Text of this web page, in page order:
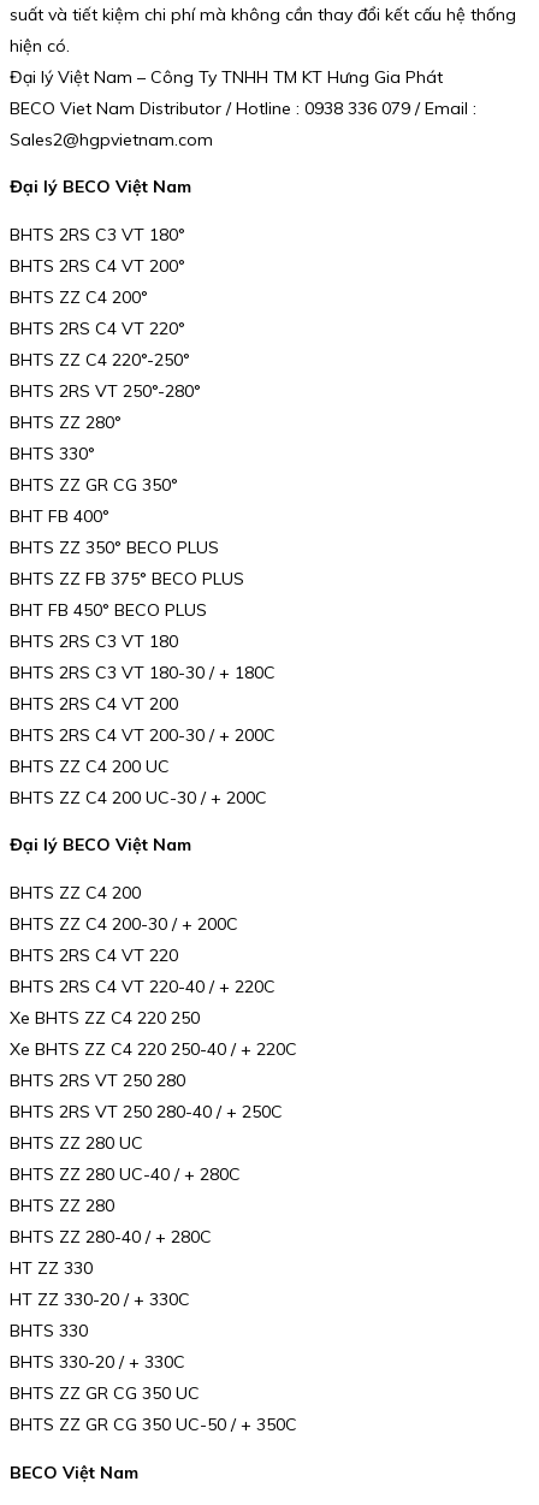
suất và tiết kiệm chi phí mà không cần thay đổi kết cấu hệ thống
hiện có.
Đại lý Việt Nam – Công Ty TNHH TM KT Hưng Gia Phát
BECO Viet Nam Distributor / Hotline : 0938 336 079 / Email :
Sales2@hgpvietnam.com
Đại lý BECO Việt Nam
BHTS 2RS C3 VT 180°
BHTS 2RS C4 VT 200°
BHTS ZZ C4 200°
BHTS 2RS C4 VT 220°
BHTS ZZ C4 220°-250°
BHTS 2RS VT 250°-280°
BHTS ZZ 280°
BHTS 330°
BHTS ZZ GR CG 350°
BHT FB 400°
BHTS ZZ 350° BECO PLUS
BHTS ZZ FB 375° BECO PLUS
BHT FB 450° BECO PLUS
BHTS 2RS C3 VT 180
BHTS 2RS C3 VT 180-30 / + 180C
BHTS 2RS C4 VT 200
BHTS 2RS C4 VT 200-30 / + 200C
BHTS ZZ C4 200 UC
BHTS ZZ C4 200 UC-30 / + 200C
Đại lý BECO Việt Nam
BHTS ZZ C4 200
BHTS ZZ C4 200-30 / + 200C
BHTS 2RS C4 VT 220
BHTS 2RS C4 VT 220-40 / + 220C
Xe BHTS ZZ C4 220 250
Xe BHTS ZZ C4 220 250-40 / + 220C
BHTS 2RS VT 250 280
BHTS 2RS VT 250 280-40 / + 250C
BHTS ZZ 280 UC
BHTS ZZ 280 UC-40 / + 280C
BHTS ZZ 280
BHTS ZZ 280-40 / + 280C
HT ZZ 330
HT ZZ 330-20 / + 330C
BHTS 330
BHTS 330-20 / + 330C
BHTS ZZ GR CG 350 UC
BHTS ZZ GR CG 350 UC-50 / + 350C
BECO Việt Nam